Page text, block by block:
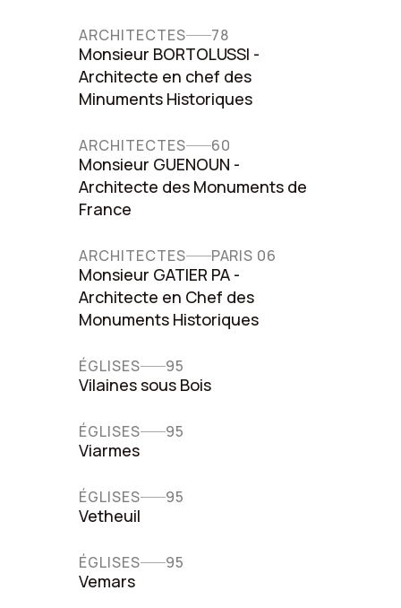
ARCHITECTES 78
Monsieur BORTOLUSSI -
Architecte en chef des
Minuments Historiques
ARCHITECTES 60
Monsieur GUENOUN -
Architecte des Monuments de
France
ARCHITECTES PARIS 06
Monsieur GATIER PA -
Architecte en Chef des
Monuments Historiques
ÉGLISES 95
Vilaines sous Bois
ÉGLISES 95
Viarmes
ÉGLISES 95
Vetheuil
ÉGLISES 95
Vemars